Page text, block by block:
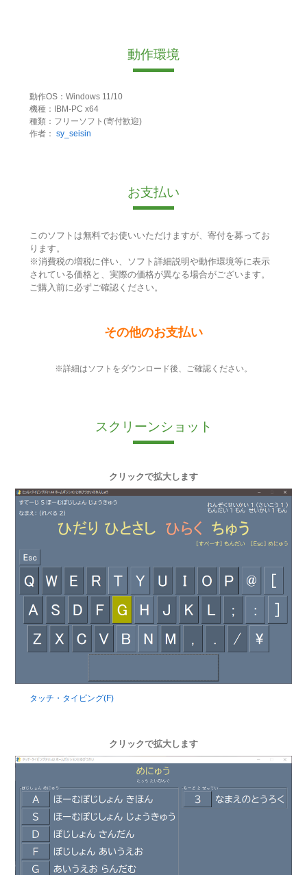
動作環境
動作OS：Windows 11/10
機種：IBM-PC x64
種類：フリーソフト(寄付歓迎)
作者： sy_seisin
お支払い
このソフトは無料でお使いいただけますが、寄付を募ってお
ります。
※消費税の増税に伴い、ソフト詳細説明や動作環境等に表示
されている価格と、実際の価格が異なる場合がございます。
ご購入前に必ずご確認ください。
その他のお支払い
※詳細はソフトをダウンロード後、ご確認ください。
スクリーンショット
クリックで拡大します
タッチ・タイピング(F)
クリックで拡大します